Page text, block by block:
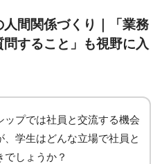
間関係づくり｜「業務
すること」も視野に入
ップでは社員と交流する機会
、学生はどんな立場で社員と
でしょうか？